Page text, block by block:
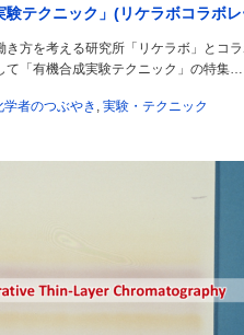
験テクニック」(リケラボコラボ
き方を考える研究所「リケラボ」とコ
て「有機合成実験テクニック」の特集…
学者のつぶやき , 実験・テクニック